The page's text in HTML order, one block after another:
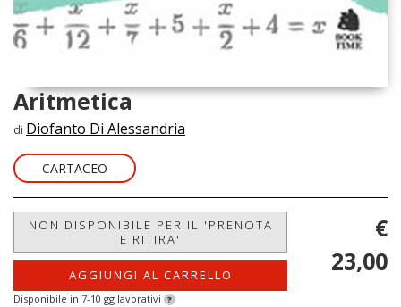
Aritmetica
di Diofanto Di Alessandria
CARTACEO
NON DISPONIBILE PER IL 'PRENOTA
E RITIRA'
AGGIUNGI AL CARRELLO
Disponibile in 7-10 gg lavorativi ?
€
23,00